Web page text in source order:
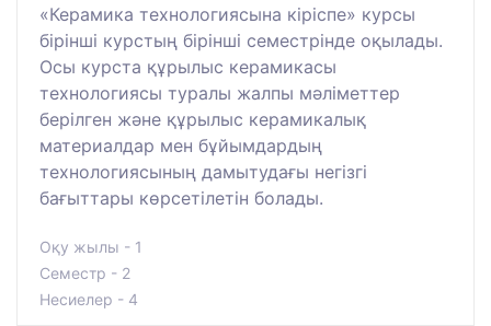
«Керамика технологиясына кіріспе» курсы
бірінші курстың бірінші семестрінде оқылады.
Осы курста құрылыс керамикасы
технологиясы туралы жалпы мәліметтер
берілген және құрылыс керамикалық
материалдар мен бұйымдардың
технологиясының дамытудағы негізгі
бағыттары көрсетілетін болады.
Оқу жылы - 1
Семестр - 2
Несиелер - 4